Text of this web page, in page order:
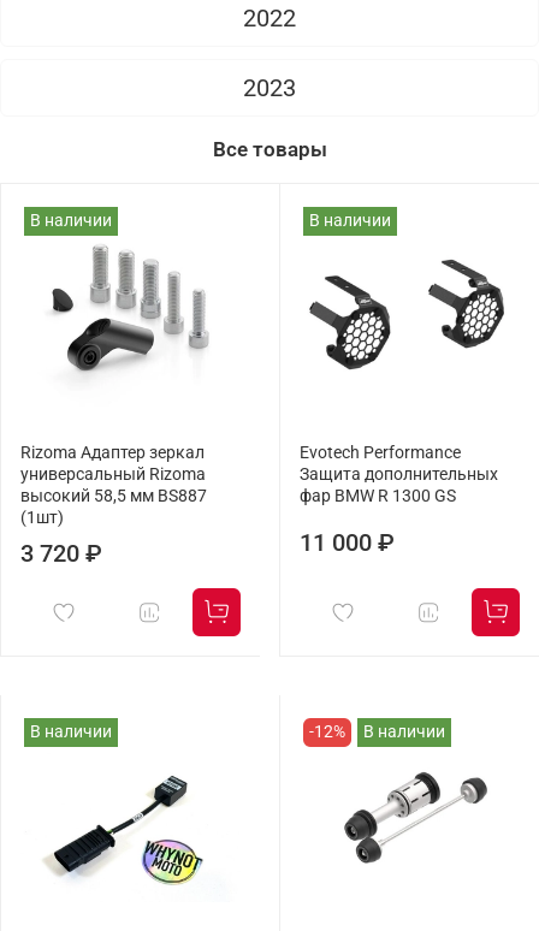
2022
2023
Все товары
В наличии
Rizoma Адаптер зеркал
универсальный Rizoma
высокий 58,5 мм BS887
(1шт)
3 720 ₽
В наличии
Evotech Performance
Защита дополнительных
фар BMW R 1300 GS
11 000 ₽
В наличии -12% В наличии